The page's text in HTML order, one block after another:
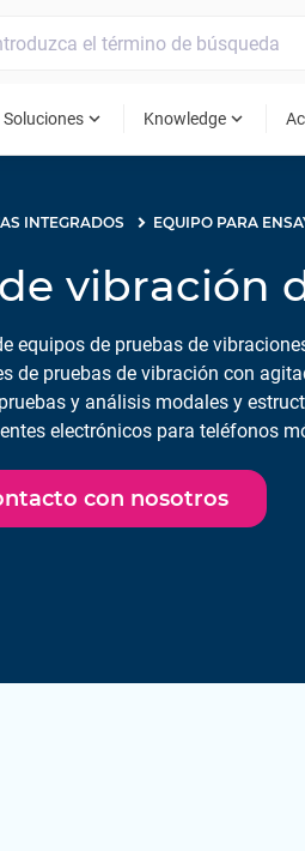
Soluciones expand_more Knowledge expand_more
INTEGRADOS
vibración
equipos de pruebas de
de pruebas de vibración con
y análisis modales y
electrónicos para teléfonos
con nosotros